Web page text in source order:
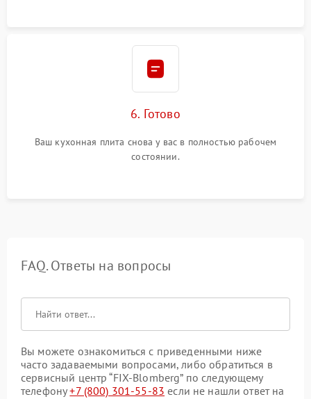
6. Готово
Ваш кухонная плита снова у вас в полностью рабочем
состоянии.
FAQ. Ответы на вопросы
Вы можете ознакомиться с приведенными ниже
часто задаваемыми вопросами, либо обратиться в
сервисный центр “FIX-Blomberg” по следующему
телефону+7 (800) 301-55-83 если не нашли ответ на